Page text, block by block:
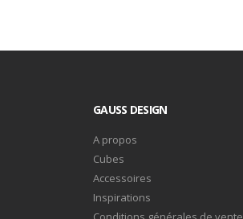
GAUSS DESIGN
A propos
Cubes
Accessoires
Inspirations